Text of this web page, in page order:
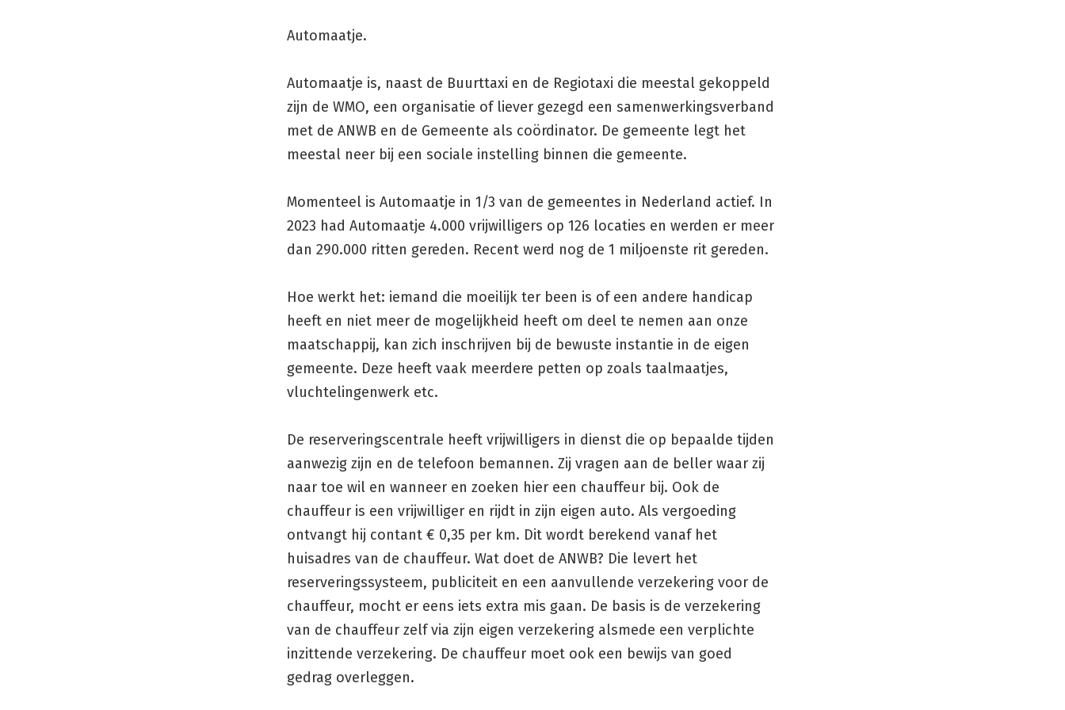
Automaatje.
Automaatje is, naast de Buurttaxi en de Regiotaxi die meestal gekoppeld
zijn de WMO, een organisatie of liever gezegd een samenwerkingsverband
met de ANWB en de Gemeente als coördinator. De gemeente legt het
meestal neer bij een sociale instelling binnen die gemeente.
Momenteel is Automaatje in 1/3 van de gemeentes in Nederland actief. In
2023 had Automaatje 4.000 vrijwilligers op 126 locaties en werden er meer
dan 290.000 ritten gereden. Recent werd nog de 1 miljoenste rit gereden.
Hoe werkt het: iemand die moeilijk ter been is of een andere handicap
heeft en niet meer de mogelijkheid heeft om deel te nemen aan onze
maatschappij, kan zich inschrijven bij de bewuste instantie in de eigen
gemeente. Deze heeft vaak meerdere petten op zoals taalmaatjes,
vluchtelingenwerk etc.
De reserveringscentrale heeft vrijwilligers in dienst die op bepaalde tijden
aanwezig zijn en de telefoon bemannen. Zij vragen aan de beller waar zij
naar toe wil en wanneer en zoeken hier een chauffeur bij. Ook de
chauffeur is een vrijwilliger en rijdt in zijn eigen auto. Als vergoeding
ontvangt hij contant € 0,35 per km. Dit wordt berekend vanaf het
huisadres van de chauffeur. Wat doet de ANWB? Die levert het
reserveringssysteem, publiciteit en een aanvullende verzekering voor de
chauffeur, mocht er eens iets extra mis gaan. De basis is de verzekering
van de chauffeur zelf via zijn eigen verzekering alsmede een verplichte
inzittende verzekering. De chauffeur moet ook een bewijs van goed
gedrag overleggen.